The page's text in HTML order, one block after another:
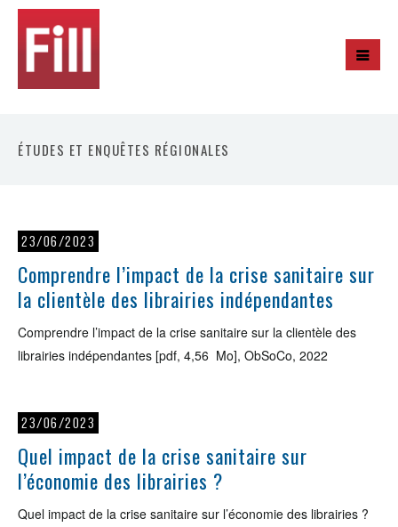
ÉTUDES ET ENQUÊTES RÉGIONALES
23/06/2023
Comprendre l’impact de la crise sanitaire sur
la clientèle des librairies indépendantes
Comprendre l’impact de la crise sanitaire sur la clientèle des
librairies indépendantes [pdf, 4,56 Mo], ObSoCo, 2022
23/06/2023
Quel impact de la crise sanitaire sur
l’économie des librairies ?
Quel impact de la crise sanitaire sur l’économie des librairies ?